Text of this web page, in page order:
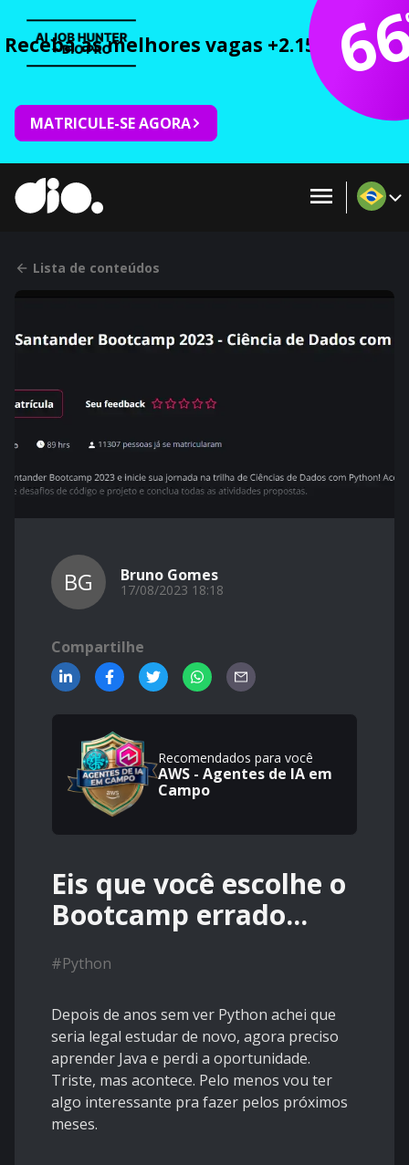
Receba as melhores vagas +2.150 cursos
MATRICULE-SE AGORA
Lista de conteúdos
BG Bruno Gomes
17/08/2023 18:18
Compartilhe
Recomendados para você
AWS - Agentes de IA em
Campo
Eis que você escolhe o
Bootcamp errado...
#Python
Depois de anos sem ver Python achei que
seria legal estudar de novo, agora preciso
aprender Java e perdi a oportunidade.
Triste, mas acontece. Pelo menos vou ter
algo interessante pra fazer pelos próximos
meses.